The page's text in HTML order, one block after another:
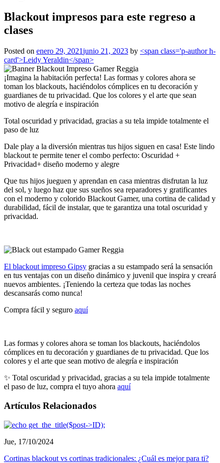
Blackout impresos para este regreso a
clases
Posted on enero 29, 2021junio 21, 2023 by <span class='p-author h-
card'>Leidy Yeraldin</span>
¡Imagina la habitación perfecta! Las formas y colores ahora se
toman los blackouts, haciéndolos cómplices en tu decoración y
guardianes de tu privacidad. Que los colores y el arte que sean
motivo de alegría e inspiración
Total oscuridad y privacidad, gracias a su tela impide totalmente el
paso de luz
Dale play a la diversión mientras tus hijos siguen en casa! Este lindo
blackout te permite tener el combo perfecto: Oscuridad +
Privacidad+ diseño moderno y alegre
Que tus hijos jueguen y aprendan en casa mientras disfrutan la luz
del sol, y luego haz que sus sueños sea reparadores y gratificantes
con el moderno y colorido Blackout Gamer, una cortina de calidad y
durabilidad, fácil de instalar, que te garantiza una total oscuridad y
privacidad.
El blackout impreso Gipsy gracias a su estampado será la sensación
en tus ventajas con un diseño dinámico y juvenil que inspira y creará
nuevos ambientes. ¡Teniendo la certeza que todas las noches
descansarás como nunca!
Compra fácil y seguro aquí
Las formas y colores ahora se toman los blackouts, haciéndolos
cómplices en tu decoración y guardianes de tu privacidad. Que los
colores y el arte que sean motivo de alegría e inspiración
✨ Total oscuridad y privacidad, gracias a su tela impide totalmente
el paso de luz, compra el tuyo ahora aquí
Artículos Relacionados
Jue, 17/10/2024
Cortinas blackout vs cortinas tradicionales: ¿Cuál es mejor para ti?